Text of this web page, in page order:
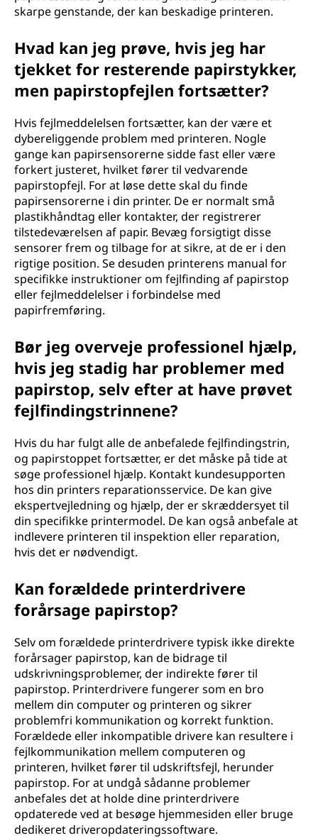
skarpe genstande, der kan beskadige printeren.
Hvad kan jeg prøve, hvis jeg har
tjekket for resterende papirstykker,
men papirstopfejlen fortsætter?
Hvis fejlmeddelelsen fortsætter, kan der være et
dybereliggende problem med printeren. Nogle
gange kan papirsensorerne sidde fast eller være
forkert justeret, hvilket fører til vedvarende
papirstopfejl. For at løse dette skal du finde
papirsensorerne i din printer. De er normalt små
plastikhåndtag eller kontakter, der registrerer
tilstedeværelsen af papir. Bevæg forsigtigt disse
sensorer frem og tilbage for at sikre, at de er i den
rigtige position. Se desuden printerens manual for
specifikke instruktioner om fejlfinding af papirstop
eller fejlmeddelelser i forbindelse med
papirfremføring.
Bør jeg overveje professionel hjælp,
hvis jeg stadig har problemer med
papirstop, selv efter at have prøvet
fejlfindingstrinnene?
Hvis du har fulgt alle de anbefalede fejlfindingstrin,
og papirstoppet fortsætter, er det måske på tide at
søge professionel hjælp. Kontakt kundesupporten
hos din printers reparationsservice. De kan give
ekspertvejledning og hjælp, der er skræddersyet til
din specifikke printermodel. De kan også anbefale at
indlevere printeren til inspektion eller reparation,
hvis det er nødvendigt.
Kan forældede printerdrivere
forårsage papirstop?
Selv om forældede printerdrivere typisk ikke direkte
forårsager papirstop, kan de bidrage til
udskrivningsproblemer, der indirekte fører til
papirstop. Printerdrivere fungerer som en bro
mellem din computer og printeren og sikrer
problemfri kommunikation og korrekt funktion.
Forældede eller inkompatible drivere kan resultere i
fejlkommunikation mellem computeren og
printeren, hvilket fører til udskriftsfejl, herunder
papirstop. For at undgå sådanne problemer
anbefales det at holde dine printerdrivere
opdaterede ved at besøge hjemmesiden eller bruge
dedikeret driveropdateringssoftware.